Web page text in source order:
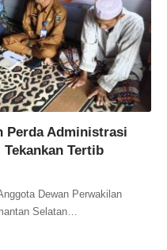
Perda Administrasi
Tertib
Dewan Perwakilan
Selatan…